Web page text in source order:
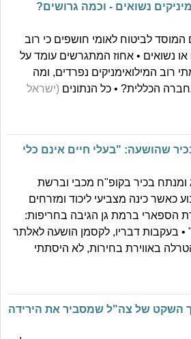
נשואים - וכמה גרושים?
לביטוח לאומי חושפים כי רוב
או נשואים • אחוז המתגרשים עומד על
רוב המילואימניקים נפרדים, ומה
הכללית? • כל הנתונים (ישראל
שהושעה: "בעלי חיים אינם כלי
ומנתח בכיר בקופ"ח מכבי וברשת
כאשר כינה מצביעי ליכוד ומזרחים
הספארי ברמת גן הגיבה בחריפות:
• בעקבות דבריו, לקסמן הושעה לאלתר
באווירת בחירות, לא היסתתי
השקט של צה"ל שמסביר את הירידה